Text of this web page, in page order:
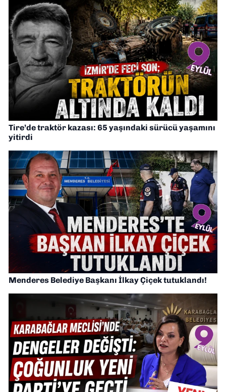
Tire’de traktör kazası: 65 yaşındaki sürücü yaşamını
yitirdi
Menderes Belediye Başkanı İlkay Çiçek tutuklandı!